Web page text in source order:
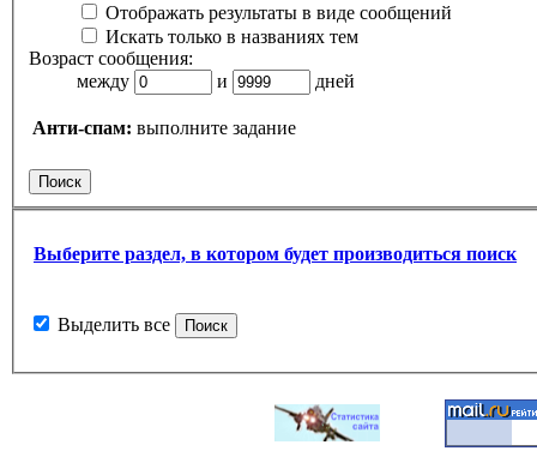
Отображать результаты в виде сообщений
Искать только в названиях тем
Возраст сообщения:
между
и дней
Анти-спам: выполните задание
Выберите раздел, в котором будет производиться поиск
Выделить все